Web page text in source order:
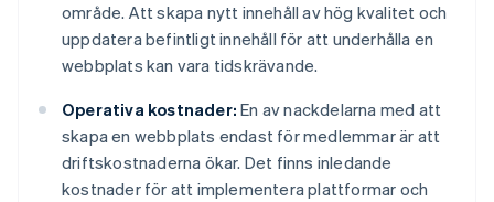
område. Att skapa nytt innehåll av hög kvalitet och
uppdatera befintligt innehåll för att underhålla en
webbplats kan vara tidskrävande.
Operativa kostnader: En av nackdelarna med att
skapa en webbplats endast för medlemmar är att
driftskostnaderna ökar. Det finns inledande
kostnader för att implementera plattformar och